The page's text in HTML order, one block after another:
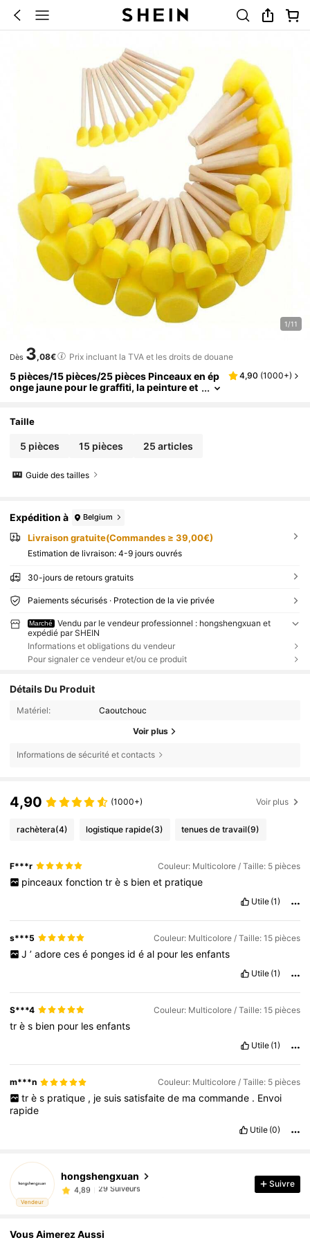
1/11
Dès 3,08€ Prix incluant la TVA et les droits de douane
5 pièces/15 pièces/25 pièces Pinceaux en ép
onge jaune pour le graffiti, la peinture et
4,90 (1000+)
Taille
5 pièces 15 pièces 25 articles
Guide des tailles
Expédition à Belgium
Livraison gratuite(Commandes ≥ 39,00€)
Estimation de livraison: 4-9 jours ouvrés
30-jours de retours gratuits
Paiements sécurisés · Protection de la vie privée
Marché
Vendu par le vendeur professionnel : hongshengxuan et
expédié par SHEIN
Informations et obligations du vendeur
Pour signaler ce vendeur et/ou ce produit
Détails Du Produit
Matériel: Caoutchouc
Voir plus
Informations de sécurité et contacts
4,90 (1000+) Voir plus
rachètera(4) logistique rapide(3) tenues de travail(9)
F***r Couleur: Multicolore / Taille: 5 pièces
pinceaux fonction tr è s bien et pratique
Utile (1)
s***5 Couleur: Multicolore / Taille: 15 pièces
J ’ adore ces é ponges id é al pour les enfants
Utile (1)
S***4 Couleur: Multicolore / Taille: 15 pièces
très bien pour lesenfants
Utile (1)
m***n Couleur: Multicolore / Taille: 5 pièces
tr è s pratique , je suis satisfaite de ma commande . Envoi
rapide
Utile (0)
Vendeur
hongshengxuan
4,89
29 Suiveurs
s***a
est en train de naviguer
Suivre
Vous Aimerez Aussi